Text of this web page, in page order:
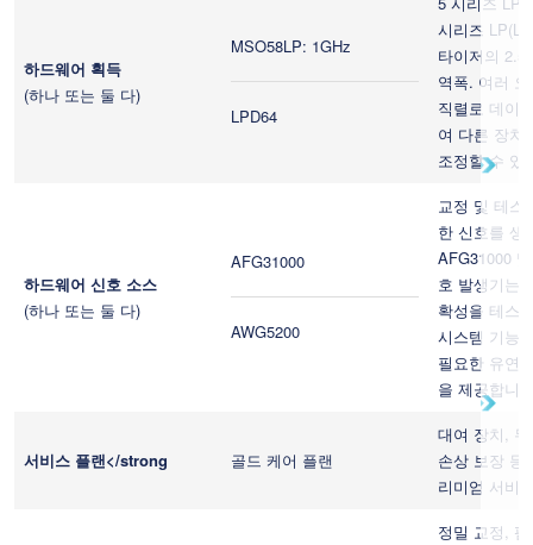
하드웨어 획득
(하나 또는 둘 다)
MSO58LP: 1GHz
LPD64
시리즈
타이저의
역폭. 여러
직렬로 데이
여 다른 장치
조정할 수 있
하드웨어 신호 소스
(하나 또는 둘 다)
AFG31000
AWG5200
교정 및 테스
한 신호를 생
AFG31000
호 발생기는
확성을 테스
시스템 기능
필요한 유연
을 제공합니
서비스 플랜</strong 골드 케어 플랜
대여 장치,
손상 보장 등
리미엄 서비
정밀 교정,